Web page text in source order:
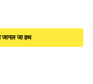
जानल जा हथ